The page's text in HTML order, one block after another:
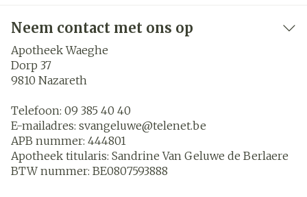
Neem contact met ons op
Apotheek Waeghe
Dorp 37
9810 Nazareth
Telefoon: 09 385 40 40
E-mailadres: svangeluwe@telenet.be
APB nummer: 444801
Apotheek titularis: Sandrine Van Geluwe de Berlaere
BTW nummer: BE0807593888